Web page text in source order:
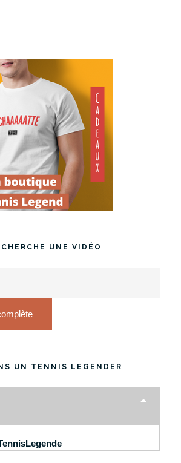
UNE VIDÉO
UN TENNIS LEGENDER